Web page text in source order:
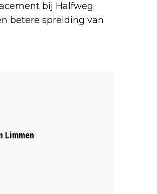
bij Halfweg.
betere spreiding van
Limmen